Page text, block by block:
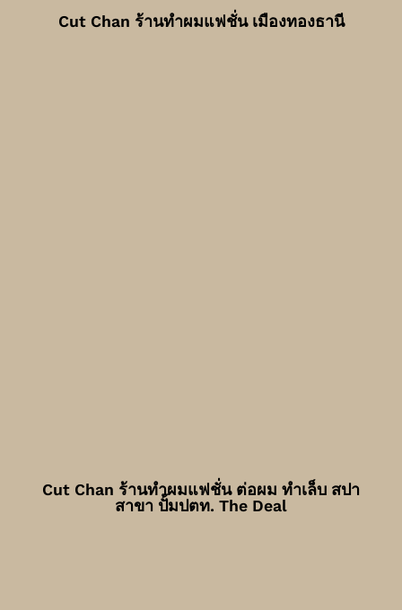
Cut Chan ร้านทำผมแฟชั่น เมืองทองธานี
Cut Chan ร้านทำผมแฟชั่น ต่อผม ทำเล็บ สปา
สาขา ปั้มปตท. The Deal